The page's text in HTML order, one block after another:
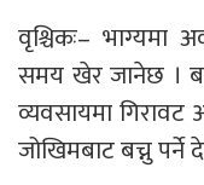
वृश्चिकः–
समय खेर जानेछ ।
व्यवसायमा
जोखिमबाट बच्नु पर्ने